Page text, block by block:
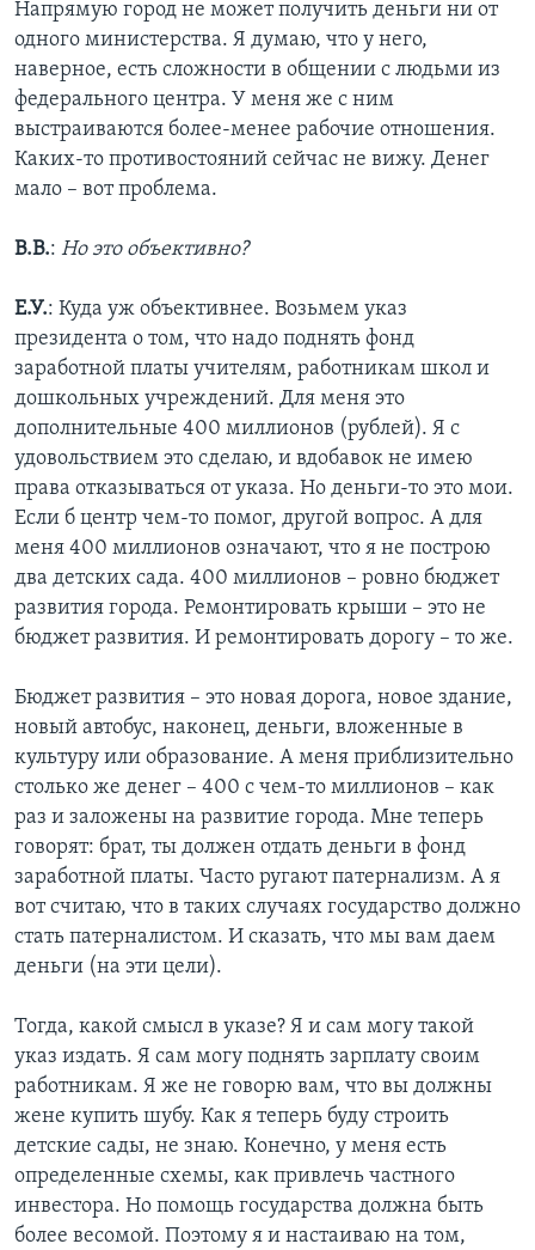
Напрямую город не может получить деньги ни от
одного министерства. Я думаю, что у него,
наверное, есть сложности в общении с людьми из
федерального центра. У меня же с ним
выстраиваются более-менее рабочие отношения.
Каких-то противостояний сейчас не вижу. Денег
мало – вот проблема.
В.В.: Но это объективно?
Е.У.: Куда уж объективнее. Возьмем указ
президента о том, что надо поднять фонд
заработной платы учителям, работникам школ и
дошкольных учреждений. Для меня это
дополнительные 400 миллионов (рублей). Я с
удовольствием это сделаю, и вдобавок не имею
права отказываться от указа. Но деньги-то это мои.
Если б центр чем-то помог, другой вопрос. А для
меня 400 миллионов означают, что я не построю
два детских сада. 400 миллионов – ровно бюджет
развития города. Ремонтировать крыши – это не
бюджет развития. И ремонтировать дорогу – то же.
Бюджет развития – это новая дорога, новое здание,
новый автобус, наконец, деньги, вложенные в
культуру или образование. А меня приблизительно
столько же денег – 400 с чем-то миллионов – как
раз и заложены на развитие города. Мне теперь
говорят: брат, ты должен отдать деньги в фонд
заработной платы. Часто ругают патернализм. А я
вот считаю, что в таких случаях государство должно
стать патерналистом. И сказать, что мы вам даем
деньги (на эти цели).
Тогда, какой смысл в указе? Я и сам могу такой
указ издать. Я сам могу поднять зарплату своим
работникам. Я же не говорю вам, что вы должны
жене купить шубу. Как я теперь буду строить
детские сады, не знаю. Конечно, у меня есть
определенные схемы, как привлечь частного
инвестора. Но помощь государства должна быть
более весомой. Поэтому я и настаиваю на том,